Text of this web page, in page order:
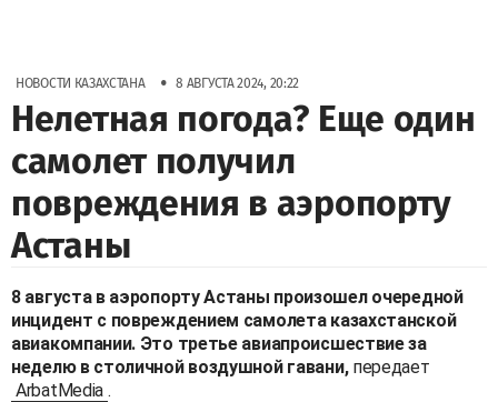
НОВОСТИ КАЗАХСТАНА • 8 АВГУСТА 2024, 20:22
Нелетная погода? Еще один
самолет получил
повреждения в аэропорту
Астаны
8 августа в аэропорту Астаны произошел очередной
инцидент с повреждением самолета казахстанской
авиакомпании. Это третье авиапроисшествие за
неделю в столичной воздушной гавани,передает
ArbatMedia .